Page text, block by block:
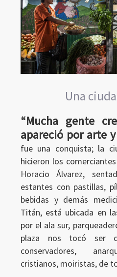
Una
“Mucha gente
apareció por arte
fue una conquista; la
hicieron los
Horacio Álvarez,
estantes con pastillas,
bebidas y demás
Titán, está ubicada en
por el ala sur,
plaza nos tocó ser
conservadores,
cristianos, moiristas, de